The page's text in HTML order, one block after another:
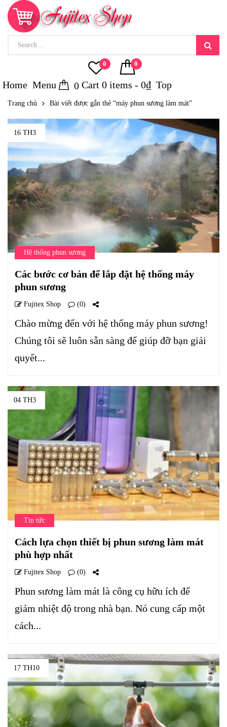
0 0
Home Menu 0 Cart 0 items - 0₫ Top
Trang chủ Bài viết được gắn thẻ “máy phun sương làm mát”
16 TH3
Hệ thống phun sương
Các bước cơ bản để lắp đặt hệ thống máy
phun sương
Fujitex Shop (0)
Chào mừng đến với hệ thống máy phun sương!
Chúng tôi sẽ luôn sẵn sàng để giúp đỡ bạn giải
quyết...
04 TH3
Tin tức
Cách lựa chọn thiết bị phun sương làm mát
phù hợp nhất
Fujitex Shop (0)
Phun sương làm mát là công cụ hữu ích để
giảm nhiệt độ trong nhà bạn. Nó cung cấp một
cách...
17 TH10